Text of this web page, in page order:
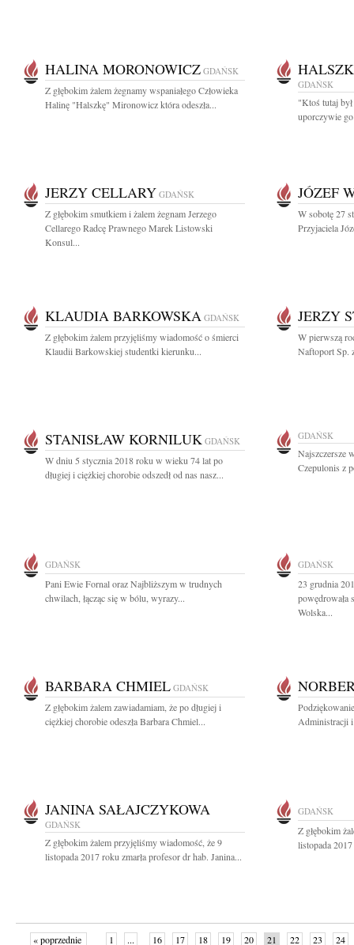
HALINA MORONOWICZ GDAŃSK
Z głębokim żalem żegnamy wspaniałego Człowieka
Halinę "Halszkę" Mironowicz która odeszła...
GDAŃSK
"Ktoś tutaj
uporczywie
JERZY CELLARY GDAŃSK
Z głębokim smutkiem i żalem żegnam Jerzego
Cellarego Radcę Prawnego Marek Listowski
Konsul...
JÓZEF
W sobotę 27
Przyjaciela
KLAUDIA BARKOWSKA GDAŃSK
Z głębokim żalem przyjęliśmy wiadomość o śmierci
Klaudii Barkowskiej studentki kierunku...
JERZY
W pierwszą
Naftoport Sp.
STANISŁAW KORNILUK GDAŃSK
W dniu 5 stycznia 2018 roku w wieku 74 lat po
długiej i ciężkiej chorobie odszedł od nas nasz...
GDAŃSK
Najszczersze
Czepulonis z
GDAŃSK
Pani Ewie Fornal oraz Najbliższym w trudnych
chwilach, łącząc się w bólu, wyrazy...
GDAŃSK
23 grudnia
powędrowała
Wolska...
BARBARA CHMIEL GDAŃSK
Z głębokim żalem zawiadamiam, że po długiej i
ciężkiej chorobie odeszła Barbara Chmiel...
Administracji i
JANINA SAŁAJCZYKOWA
GDAŃSK
Z głębokim żalem przyjęliśmy wiadomość, że 9
listopada 2017 roku zmarła profesor dr hab. Janina...
GDAŃSK
Z głębokim
listopada
« poprzednie 1 ... 16 17 18 19 20 21 22 23 24